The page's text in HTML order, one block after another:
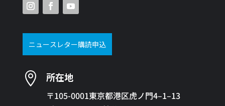
ニュースレター購読申込
 所在地
〒105-0001東京都港区虎ノ門4–1–13